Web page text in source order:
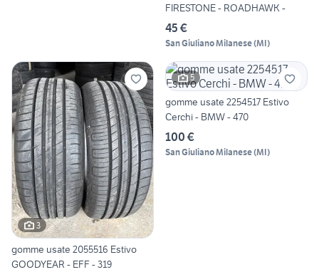
FIRESTONE - ROADHAWK -
45 €
San Giuliano Milanese(MI)
3
gomme usate 2055516 Estivo
GOODYEAR - EFF - 319
5
gomme usate 2254517 Estivo
Cerchi - BMW - 470
100 €
San Giuliano Milanese(MI)